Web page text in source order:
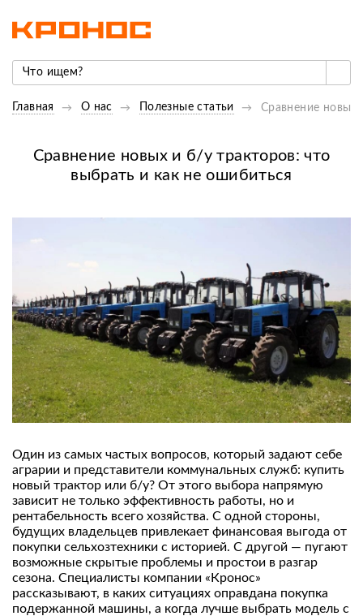
Главная О нас Полезные статьи Сравнение новых
Сравнение новых и б/у тракторов: что
выбрать и как не ошибиться
Один из самых частых вопросов, который задают себе
аграрии и представители коммунальных служб: купить
новый трактор или б/у? От этого выбора напрямую
зависит не только эффективность работы, но и
рентабельность всего хозяйства. С одной стороны,
будущих владельцев привлекает финансовая выгода от
покупки сельхозтехники с историей. С другой — пугают
возможные скрытые проблемы и простои в разгар
сезона. Специалисты компании «Кронос»
рассказывают, в каких ситуациях оправдана покупка
подержанной машины, а когда лучше выбрать модель с